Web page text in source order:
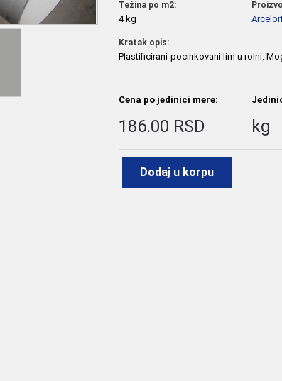
Težina po m2:
4 kg
Kratak opis:
Plastificirani-pocinkovani lim u rolni.
Cena po jedinici mere:
186.00 RSD kg
Dodaj u korpu